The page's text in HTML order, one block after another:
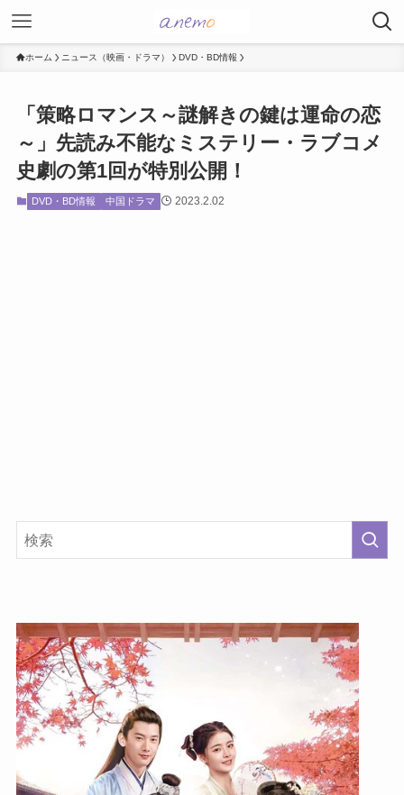
ホーム ニュース（映画・ドラマ） DVD・BD情報
「策略ロマンス～謎解きの鍵は運命の恋
～」先読み不能なミステリー・ラブコメ
史劇の第1回が特別公開！
DVD・BD情報 中国ドラマ 2023.2.02